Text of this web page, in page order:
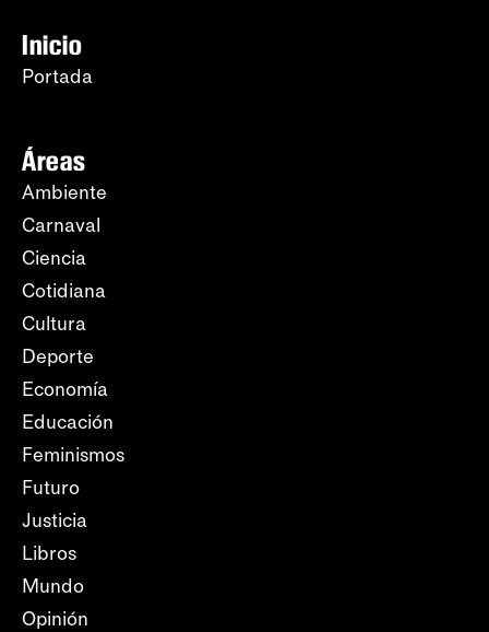
Inicio
Portada
Áreas
Ambiente
Carnaval
Ciencia
Cotidiana
Cultura
Deporte
Economía
Educación
Feminismos
Futuro
Justicia
Libros
Mundo
Opinión